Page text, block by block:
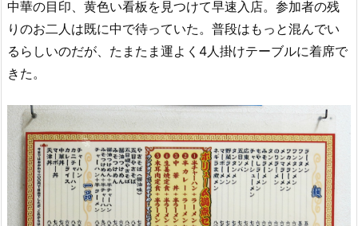
中華の目印、黄色い看板を見つけて早速入店。参加者の残
りのお二人は既に中で待っていた。普段はもっと混んでい
るらしいのだが、たまたま運よく4人掛けテーブルに着席で
きた。